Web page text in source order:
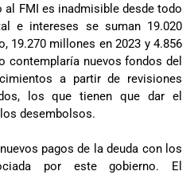
al FMI es inadmisible desde todo
e intereses se suman 19.020
19.270 millones en 2023 y 4.856
contemplaría nuevos fondos del
a partir de revisiones
los que tienen que dar el
desembolsos.
pagos de la deuda con los
por este gobierno. El